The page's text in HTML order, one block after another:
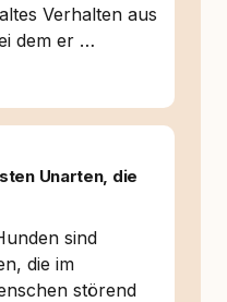
Verhalten aus
dem er …
Unarten, die
sind
die im
störend